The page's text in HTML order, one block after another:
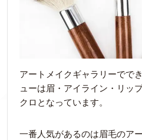
アートメイクギャラリーでで
ューは眉・アイライン・リッ
クロとなっています。
一番人気があるのは眉毛のア